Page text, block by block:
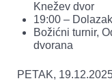
Knežev dvor
19:00 –
Božićni turnir,
dvorana
PETAK,